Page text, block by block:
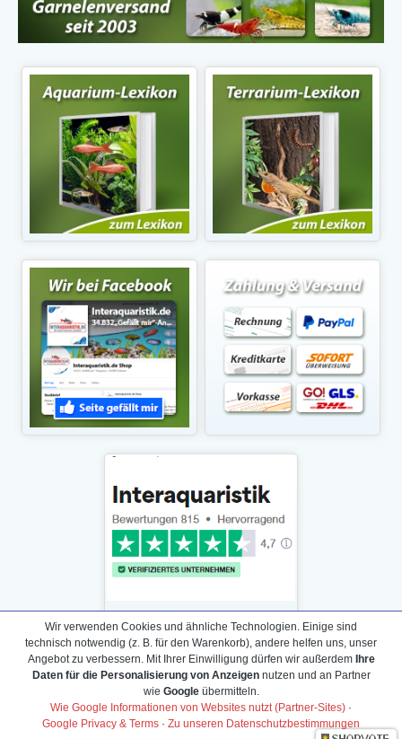
Daten­schutz­erklärung
Widerrufs­recht /Widerrufs­formular
AGB & Info
Wir verwenden Cookies und ähnliche Technologien. Einige sind
technisch notwendig (z. B. für den Warenkorb), andere helfen uns, unser
Angebot zu verbessern. Mit Ihrer Einwilligung dürfen wir außerdem Ihre
Daten für die Personalisierung von Anzeigennutzen und an Partner
wie Googleübermitteln.
Wie Google Informationen von Websites nutzt (Partner-Sites) ·
Google Privacy & Terms · Zu unseren Datenschutzbestimmungen